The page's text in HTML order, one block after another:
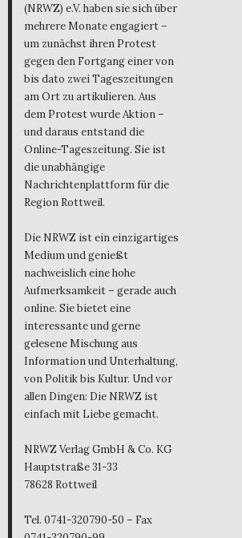
(NRWZ) e.V. haben sie sich über
mehrere Monate engagiert –
um zunächst ihren Protest
gegen den Fortgang einer von
bis dato zwei Tageszeitungen
am Ort zu artikulieren. Aus
dem Protest wurde Aktion –
und daraus entstand die
Online-Tageszeitung. Sie ist
die unabhängige
Nachrichtenplattform für die
Region Rottweil.
Die NRWZ ist ein einzigartiges
Medium und genießt
nachweislich eine hohe
Aufmerksamkeit – gerade auch
online. Sie bietet eine
interessante und gerne
gelesene Mischung aus
Information und Unterhaltung,
von Politik bis Kultur. Und vor
allen Dingen: Die NRWZ ist
einfach mit Liebe gemacht.
NRWZ Verlag GmbH & Co. KG
Hauptstraße 31-33
78628 Rottweil
Tel. 0741-320790-50 – Fax